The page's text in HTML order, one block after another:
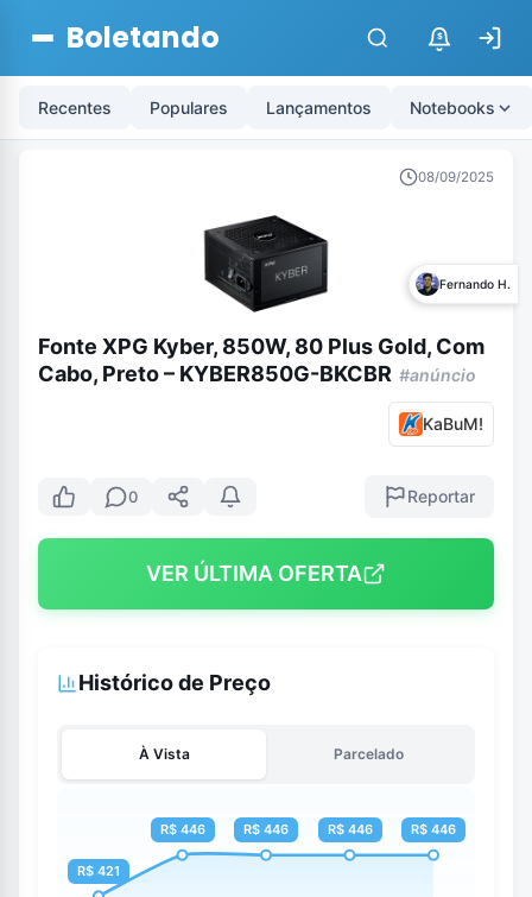
Boletando $
Recentes Populares Lançamentos Notebooks
08/09/2025
Fernando H.
Fonte XPG Kyber, 850W, 80 Plus Gold, Com
Cabo, Preto – KYBER850G-BKCBR #anúncio
KaBuM!
0 Reportar
VER ÚLTIMA OFERTA
Histórico de Preço
À Vista Parcelado